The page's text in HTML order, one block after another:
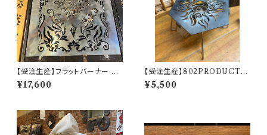
【受注生産】フラットバーナー 五
徳 【 TRIBAL NAIN 】 Snow
Peak スノーピーク
¥17,600
【受注生産】802PRODUCTS
五徳 【TRIBAL SUN】
¥5,500